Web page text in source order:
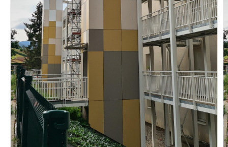
Vous recherchez&nbsp;:
Rechercher